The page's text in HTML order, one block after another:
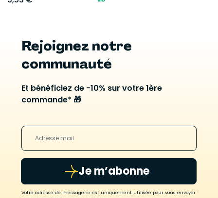
Rejoignez notre
communauté
Et bénéficiez de -10% sur votre 1ère
commande* 🎁
Je m’abonne
Votre adresse de messagerie est uniquement utilisée pour vous envoyer